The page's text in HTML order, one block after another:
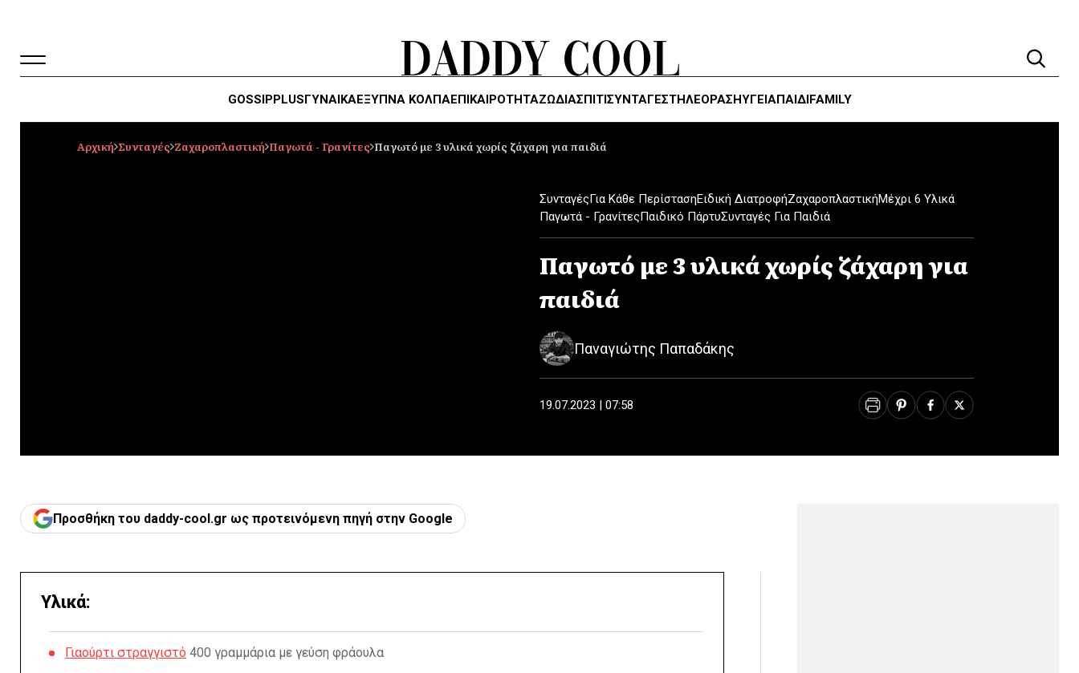
GOSSIPPLUSΓΥΝΑΙΚΑΈΞΥΠΝΑ ΚΌΛΠΑΕΠΙΚΑΙΡΟΤΗΤΑΖΏΔΙΑΣΠΙΤΙΣΥΝΤΑΓΕΣΤΗΛΕΌΡΑΣΗΥΓΕΊΑΠΑΙΔΙFAMILY
Αρχική Συνταγές Ζαχαροπλαστική Παγωτά - Γρανίτες Παγωτό με 3 υλικά χωρίς ζάχαρη για παιδιά
ΣυνταγέςΓια Κάθε ΠερίστασηΕιδική ΔιατροφήΖαχαροπλαστικήΜέχρι 6 Υλικά
Παγωτά - ΓρανίτεςΠαιδικό ΠάρτυΣυνταγές Για Παιδιά
Παγωτό με 3 υλικά χωρίς ζάχαρη για
παιδιά
Παναγιώτης Παπαδάκης
19.07.2023 | 07:58
Προσθήκη του daddy-cool.gr ως προτεινόμενη πηγή στην Google
Υλικά:
Γιαούρτι στραγγιστό 400 γραμμάρια με γεύση φράουλα